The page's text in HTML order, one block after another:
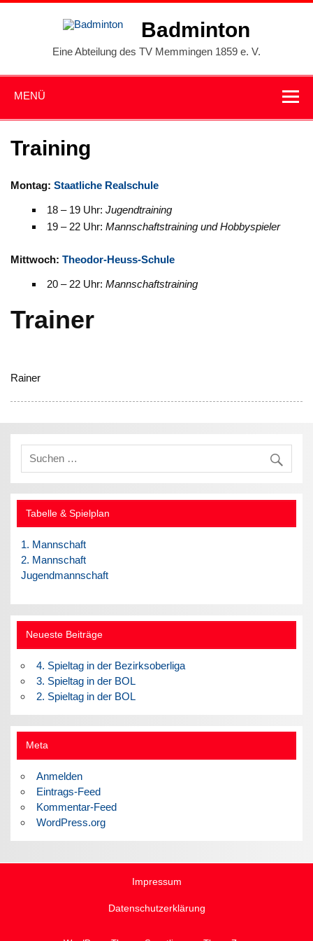
Zum
Badminton
Eine Abteilung des TV Memmingen 1859 e. V.
MENÜ
Training
Montag:Staatliche Realschule
18 – 19 Uhr: Jugendtraining
19 – 22 Uhr: Mannschaftstraining und Hobbyspieler
Mittwoch:Theodor-Heuss-Schule
20 – 22 Uhr: Mannschaftstraining
Trainer
Rainer
Tabelle & Spielplan
1. Mannschaft
2. Mannschaft
Jugendmannschaft
Neueste Beiträge
4. Spieltag in der Bezirksoberliga
3. Spieltag in der BOL
2. Spieltag in der BOL
Meta
Anmelden
Eintrags-Feed
Kommentar-Feed
WordPress.org
Impressum
Datenschutzerklärung